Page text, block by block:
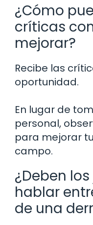
¿Cómo
críticas
mejorar?
Recibe las
oportunidad.
En lugar de
personal,
para mejorar
campo.
¿Deben
hablar
de una